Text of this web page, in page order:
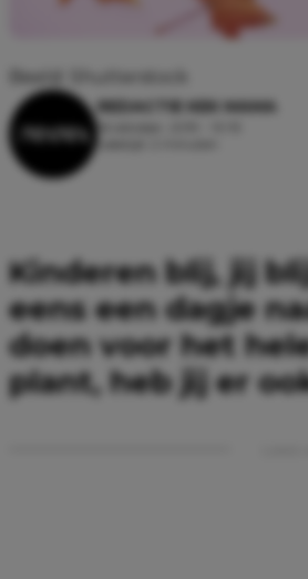
REDACTIE KEK MAMA
Kinderen blij, jij
eens een dagje
doen voor het
plant, heb jij er